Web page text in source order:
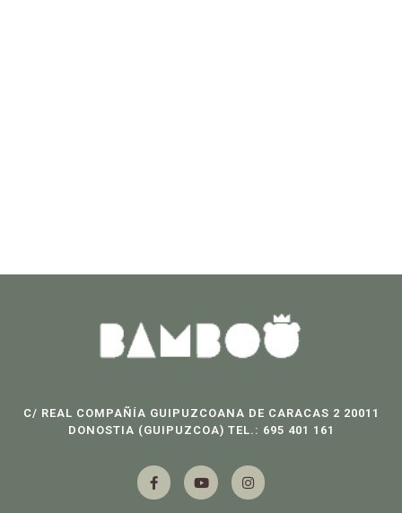
C/ REAL COMPAÑÍA GUIPUZCOANA DE CARACAS 2 20011
DONOSTIA (GUIPUZCOA) TEL.: 695 401 161
F
a
c
e
Y
o
u
t
I
n
s
t